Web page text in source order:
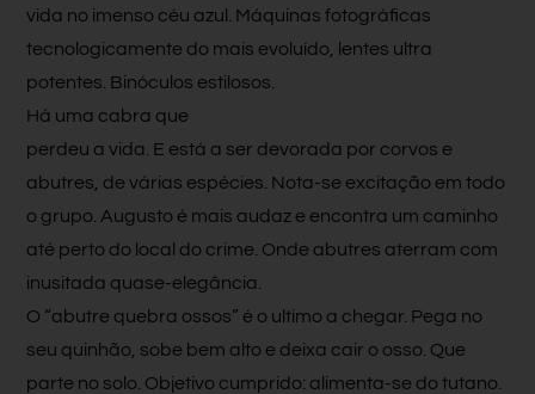
vida no imenso céu azul. Máquinas fotográficas
tecnologicamente do mais evoluído, lentes ultra
potentes. Binóculos estilosos.
Há uma cabra que
perdeu a vida. E está a ser devorada por corvos e
abutres, de várias espécies. Nota-se excitação em todo
o grupo. Augusto é mais audaz e encontra um caminho
até perto do local do crime. Onde abutres aterram com
inusitada quase-elegância.
O “abutre quebra ossos” é o ultimo a chegar. Pega no
seu quinhão, sobe bem alto e deixa cair o osso. Que
parte no solo. Objetivo cumprido: alimenta-se do tutano.